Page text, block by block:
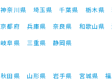
神奈川県 埼玉県 千葉県 栃木県
京都府 兵庫県 奈良県 和歌山県
岐阜県 三重県
静岡県
秋田県 山形県 岩手県 宮城県